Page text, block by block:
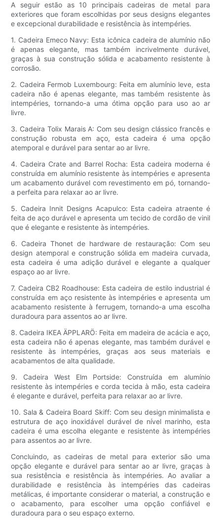
A seguir estão as 10 principais cadeiras de metal para
exteriores que foram escolhidas por seus designs elegantes
e excepcional durabilidade e resistência às intempéries.
1. Cadeira Emeco Navy: Esta icônica cadeira de alumínio não
é apenas elegante, mas também incrivelmente durável,
graças à sua construção sólida e acabamento resistente à
corrosão.
2. Cadeira Fermob Luxembourg: Feita em alumínio leve, esta
cadeira não é apenas elegante, mas também resistente às
intempéries, tornando-a uma ótima opção para uso ao ar
livre.
3. Cadeira Tolix Marais A: Com seu design clássico francês e
construção robusta em aço, esta cadeira é uma opção
atemporal e durável para sentar ao ar livre.
4. Cadeira Crate and Barrel Rocha: Esta cadeira moderna é
construída em alumínio resistente às intempéries e apresenta
um acabamento durável com revestimento em pó, tornando-
a perfeita para relaxar ao ar livre.
5. Cadeira Innit Designs Acapulco: Esta cadeira atraente é
feita de aço durável e apresenta um tecido de cordão de vinil
que é elegante e resistente às intempéries.
6. Cadeira Thonet de hardware de restauração: Com seu
design atemporal e construção sólida em madeira curvada,
esta cadeira é uma adição durável e elegante a qualquer
espaço ao ar livre.
7. Cadeira CB2 Roadhouse: Esta cadeira de estilo industrial é
construída em aço resistente às intempéries e apresenta um
acabamento resistente à ferrugem, tornando-a uma escolha
duradoura para assentos ao ar livre.
8. Cadeira IKEA ÄPPLARÖ: Feita em madeira de acácia e aço,
esta cadeira não é apenas elegante, mas também durável e
resistente às intempéries, graças aos seus materiais e
acabamentos de alta qualidade.
9. Cadeira West Elm Portside: Construída em alumínio
resistente às intempéries e corda tecida à mão, esta cadeira
é elegante e durável, perfeita para relaxar ao ar livre.
10. Sala & Cadeira Board Skiff: Com seu design minimalista e
estrutura de aço inoxidável durável de nível marinho, esta
cadeira é uma escolha elegante e resistente às intempéries
para assentos ao ar livre.
Concluindo, as cadeiras de metal para exterior são uma
opção elegante e durável para sentar ao ar livre, graças à
sua resistência e resistência às intempéries. Ao avaliar a
durabilidade e resistência às intempéries das cadeiras
metálicas, é importante considerar o material, a construção e
o acabamento, para escolher uma opção confiável e
duradoura para o seu espaço externo.